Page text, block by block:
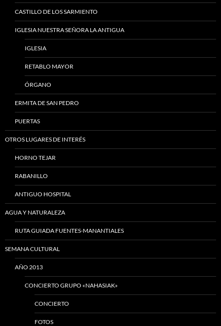
CASTILLO DE LOS SARMIENTO
IGLESIA NUESTRA SEÑORA LA ANTIGUA
IGLESIA
RETABLO MAYOR
ÓRGANO
ERMITA DE SAN PEDRO
PUERTAS
OTROS LUGARES DE INTERÉS
HORNO TEJAR
RABANILLO
ANTIGUO HOSPITAL
AGUA Y NATURALEZA
RUTA GUIADA FUENTES-MANANTIALES
SEMANA CULTURAL
AÑO 2013
CONCIERTO GRUPO «NAHASIAK»
CONCIERTO
FOTOS